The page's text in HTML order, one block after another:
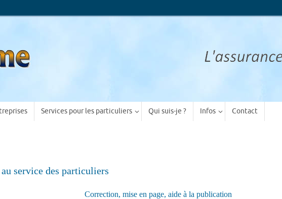
Services pour les particuliers Qui suis-je ? Infos Contact
service des particuliers
Correction, mise en page, aide à la publication